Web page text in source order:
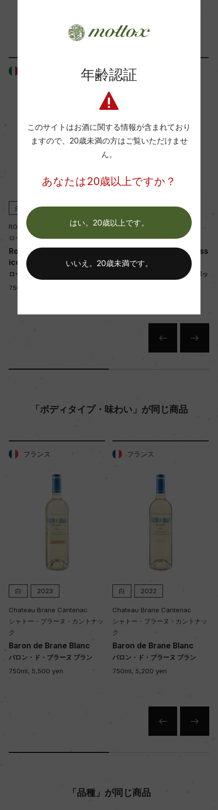
海外ワイン専門誌評価歴
Wine Advocate 獲得点
国内ワイン専門誌評価歴
Wine Spectator 得点
醗酵・熟成
醗酵：瓶内二次醗酵/85%ステンレスタンク、15%
オーク樽/MLF
熟成：ステンレスタンク6ヶ月、オーク樽(仏産、2
25L、新樽比率30%)6カ月/瓶48カ月
栽培面積
ドロミテ(マグネシウムが豊富な石灰質堆積岩)
品質分類・原産地呼称
トレントD.O.C.
格付
ー
入数
「生産者」が同じ商品
白 NV
ROTARI
ロータリ
Rotari Brut Metodo Class
ico
ロータリ ブリュット
750ml, 2,500 yen
イタリア
白 NV
ROTARI
ロータリ
Rotari Brut Metodo Class
ico with Gift Box
ロータリ ブリュット <ギフトボッ
「ボディタイプ・味わい」が同じ商品
フランス
白 2023
Chateau Brane Cantenac
シャトー・ブラーヌ・カントナッ
ク
Baron de Brane Blanc
バロン・ド・ブラーヌ ブラン
750ml, 5,500 yen
フランス
白 2022
Chateau Brane Cantenac
シャトー・ブラーヌ・カントナッ
ク
Baron de Brane Blanc
バロン・ド・ブラーヌ ブラン
750ml, 5,200 yen
「品種」が同じ商品
年齢認証
このサイトはお酒に関する情報が含まれており
ますので、 20歳未満の方はご覧いただけませ
ん。
あなたは20歳以上ですか？
はい。20歳以上です。
いいえ。20歳未満です。